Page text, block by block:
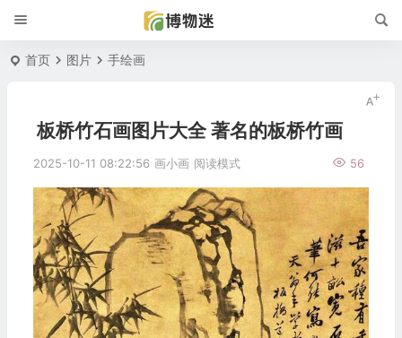
首页 图片 手绘画
板桥竹石画图片大全 著名的板桥竹画
2025-10-11 08:22:56 画小画 56
阅读模式